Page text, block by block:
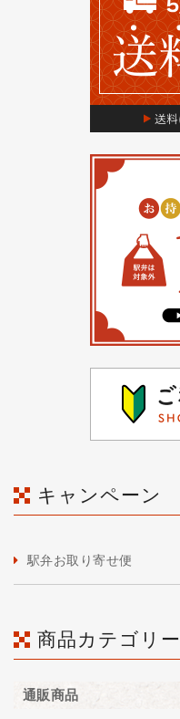
キャンペーン
駅弁お取り寄せ便
商品カテゴリー
通販商品